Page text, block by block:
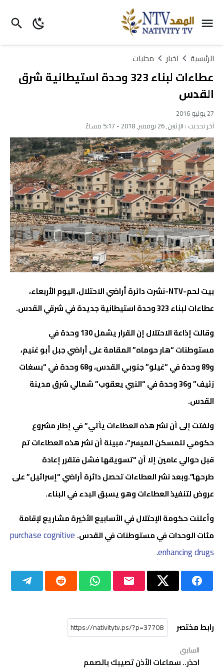
الرئيسية اخبار محليات
عطاءات لبناء 323 وحدة استيطانية شرق
القدس
27 يوليو 2016
آخر تحديث : الإثنين, 26 نوفمبر, 2018 - 5:17 مساءً
بيت لحم-NTV-نشرت دائرة أراضي الاحتلال، اليوم الأربعاء،
عطاءات لبناء 323 وحدة استيطانية جديدة في شرقي القدس.
وقالت إذاعة الاحتلال إن القرار يشمل 130 وحدة في
مستوطنات “هار حوماه” المقامة على أراضي جبل أبو غنيم،
و89 وحدة في “غيلو” جنوبي القدس، و68 وحدة في “بسغات
زئيف” و36 وحدة في “النبي يعقوب” شمالي شرق مدينة
القدس.
ولفتت إلى أن نشر هذه العطاءات يأتي” في إطار مشروع
حكومي للمسكن الميسر”، مبينة أن نشر هذه العطاءات تم
قبل حوالي عامين إلا أن “تسويقها فشل فتقرر إعادة
طرحها”.وبعد نشر العطاءات تحصل دائرة أراضي “إسرائيل” على
عروض لتنفيذ العطاءات وهو يسبق البدء في البناء.
وأعلنت حكومة الإحتلال في الأسابيع الأخيرة مشاريع لإقامة
مئات الوحدات في مستوطنات في القدس. purchase cognitive
enhancing drugs
.
رابط مختصر
السابق
احذر.. سماعات الأذن تصيبك بالصمم